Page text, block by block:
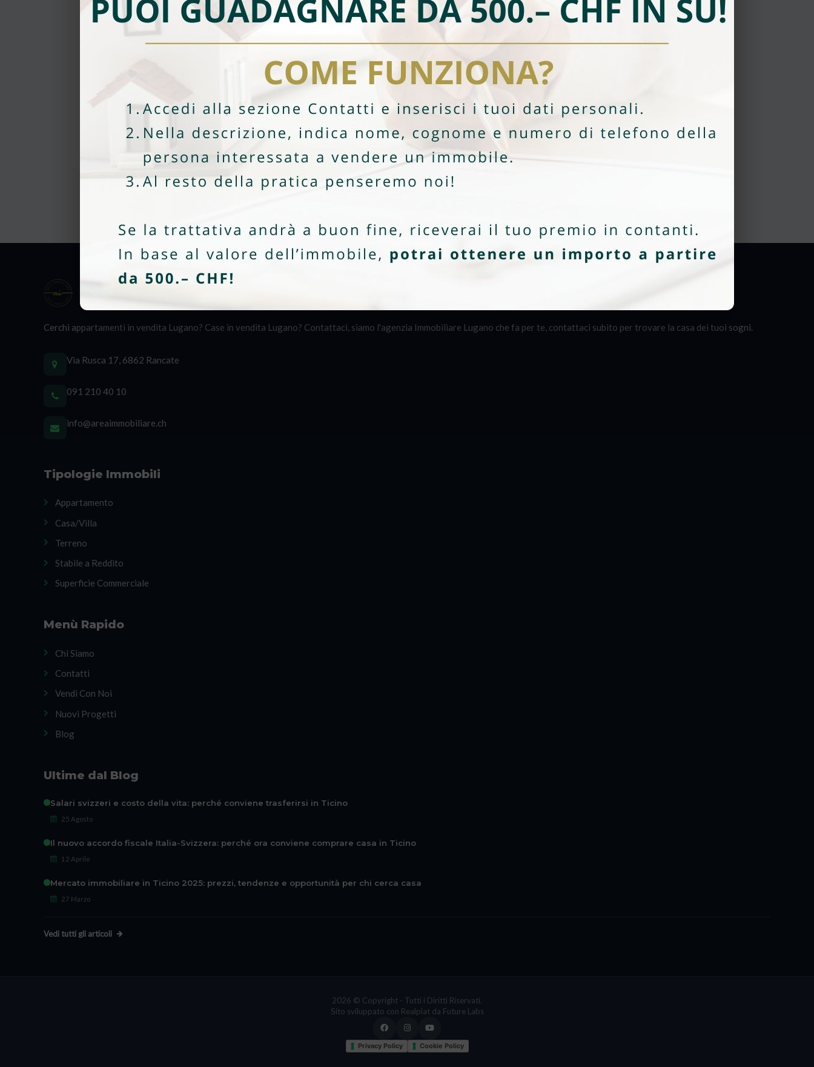
Cerchi appartamenti in vendita Lugano? Case in vendita Lugano? Contattaci, siamo l'agenzia Immobiliare Lugano che fa per te, contattaci subito per trovare la casa dei tuoi sogni.
Via Rusca 17, 6862 Rancate
091 210 40 10
info@areaimmobiliare.ch
Tipologie Immobili
Appartamento
Casa/Villa
Terreno
Stabile a Reddito
Superficie Commerciale
Menù Rapido
Chi Siamo
Contatti
Vendi Con Noi
Nuovi Progetti
Blog
Ultime dal Blog
Salari svizzeri e costo della vita: perché conviene trasferirsi in Ticino
25 Agosto
Il nuovo accordo fiscale Italia-Svizzera: perché ora conviene comprare casa in Ticino
12 Aprile
Mercato immobiliare in Ticino 2025: prezzi, tendenze e opportunità per chi cerca casa
27 Marzo
Vedi tutti gli articoli
2026 © Copyright - Tutti i Diritti Riservati.
Sito sviluppato con Realplatda Future Labs
Privacy Policy Cookie Policy